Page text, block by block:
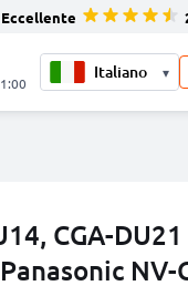
Eccellente
▾
CGA-DU21
NV-